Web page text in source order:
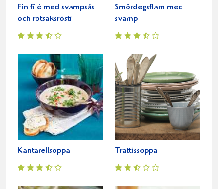
Fin filé med svampsås
och rotsaksrösti
Smördegsflarn med
svamp
Kantarellsoppa Trattissoppa